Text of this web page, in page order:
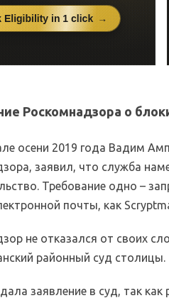
Роскомнадзора о
осени 2019 года Вадим
заявил, что служба
Требование одно –
почты, как
не отказался от своих
районный суд столицы.
заявление в суд, так как